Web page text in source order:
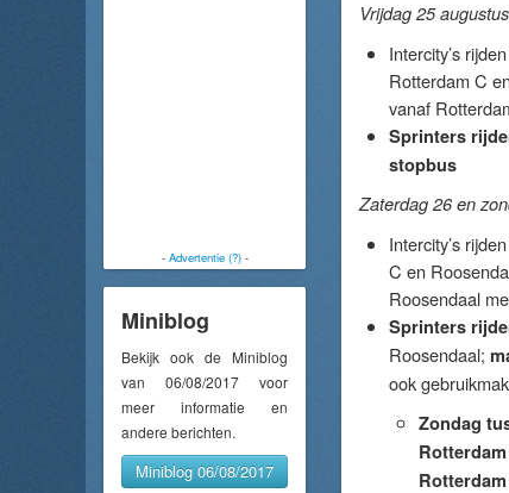
- Advertentie (?)-
Miniblog
Bekijk ook de Miniblog
van 06/08/2017 voor
meer informatie en
andere berichten.
Miniblog 06/08/2017
Vrijdag 25 augustus
Intercity’s
Rotterdam C
vanaf
Sprinters
stopbus
Zaterdag 26 en
Intercity’s
C en
Roosendaal
Sprinters
Roosendaal;
ook
Zondag